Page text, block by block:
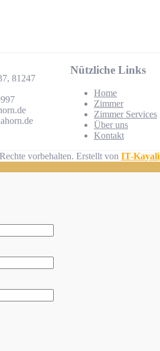
81247
Nützliche Links
Home
Zimmer
Zimmer Services
Über uns
Kontakt
vorbehalten. Erstellt von IT-Kayali